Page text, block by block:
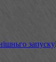
запуску